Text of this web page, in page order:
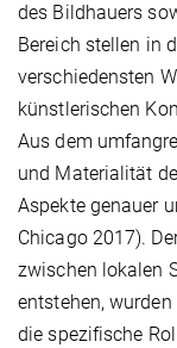
des Bildhauers
Bereich stellen in
verschiedensten
künstlerischen
Aus dem
und Materialität
Aspekte genauer
Chicago 2017).
zwischen lokalen
entstehen,
die spezifische